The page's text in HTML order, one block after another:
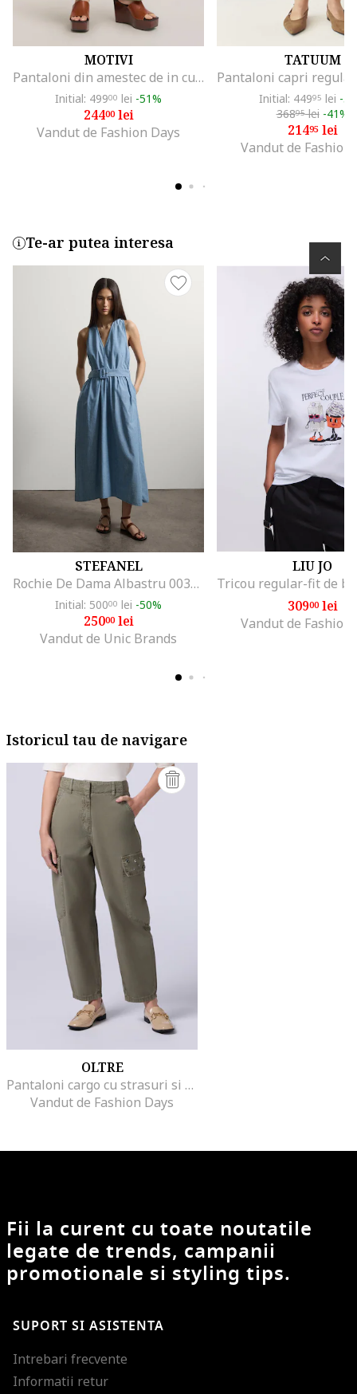
MOTIVI
Pantaloni din amestec de in cu buzunare laterale, Verde stins
Initial: 49900 lei -51%
24400lei
Vandut de Fashion Days
TATUUM
Initial: 44995 lei -
36895lei -41%
21495lei
Vandut de Fashion
Te-ar putea interesa
STEFANEL
Rochie De Dama Albastru 003570963
Initial: 50000 lei -50%
25000lei
Vandut de Unic Brands
LIU JO
30900lei
Vandut de Fashion
Istoricul tau de navigare
OLTRE
Pantaloni cargo cu strasuri si talie inalta, Kaki
Vandut de Fashion Days
Fii la curent cu toate noutatile
legate de trends, campanii
promotionale si styling tips.
SUPORT SI ASISTENTA
Intrebari frecvente
Informatii retur